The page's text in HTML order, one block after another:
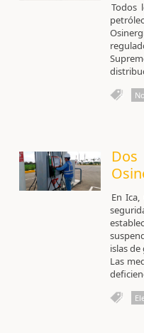
​Todos
En
islas
Las